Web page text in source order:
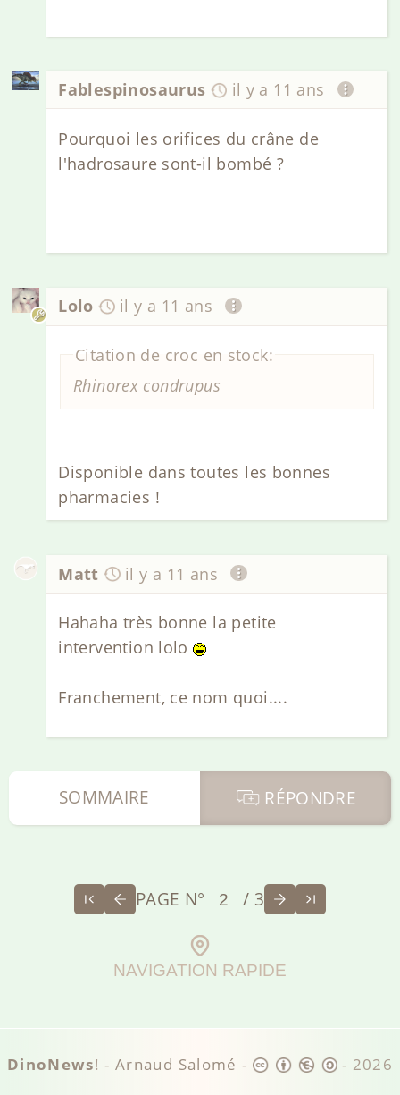
Fablespinosaurus il y a 11 ans
Pourquoi les orifices du crâne de
l'hadrosaure sont-il bombé ?
Lolo il y a 11 ans
Citation de croc en stock:
Rhinorex condrupus
Disponible dans toutes les bonnes
pharmacies !
Matt il y a 11 ans
Hahaha très bonne la petite
intervention lolo
Franchement, ce nom quoi....
RÉPONDRE
SOMMAIRE
PAGE N° / 3
NAVIGATION RAPIDE
DinoNews! -Arnaud Salomé - - 2026